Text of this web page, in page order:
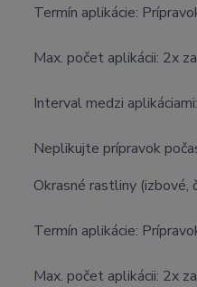
Termín aplikácie:
Max. počet aplikácii: 2x
Interval medzi
Neplikujte prípravok
Okrasné rastliny (izbové,
Termín aplikácie:
Max. počet aplikácii: 2x